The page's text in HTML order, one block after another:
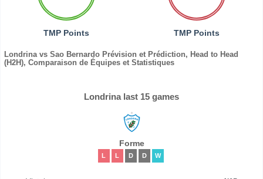
TMP Points TMP Points
Londrina vs Sao Bernardo Prévision et Prédiction, Head to Head
(H2H), Comparaison de Équipes et Statistiques
Londrina last 15 games
Forme
L L D D W